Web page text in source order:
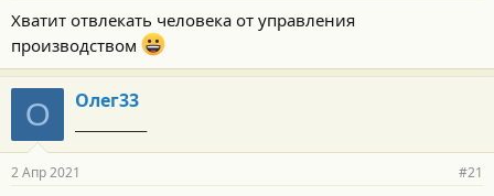
Хватит отвлекать человека от управления
производством
О Олег33
2 Апр 2021 #21